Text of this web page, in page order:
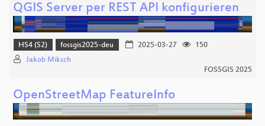
QGIS Server per REST API konfigurieren
HS4 (S2) fossgis2025-deu 2025-03-27
150
Jakob Miksch
FOSSGIS 2025
OpenStreetMap FeatureInfo